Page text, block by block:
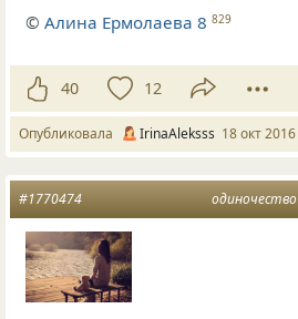
©Алина Ермолаева 8 829
40 12
Опубликовала IrinaAleksss 18 окт 2016
одиночество
#1770474